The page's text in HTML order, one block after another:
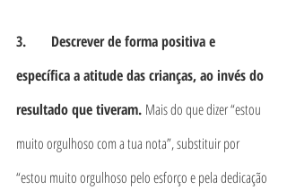
3.       Descrever de forma positiva e
específica a atitude das crianças, ao invés do
resultado que tiveram. Mais do que dizer “estou
muito orgulhoso com a tua nota”, substituir por
“estou muito orgulhoso pelo esforço e pela dedicação